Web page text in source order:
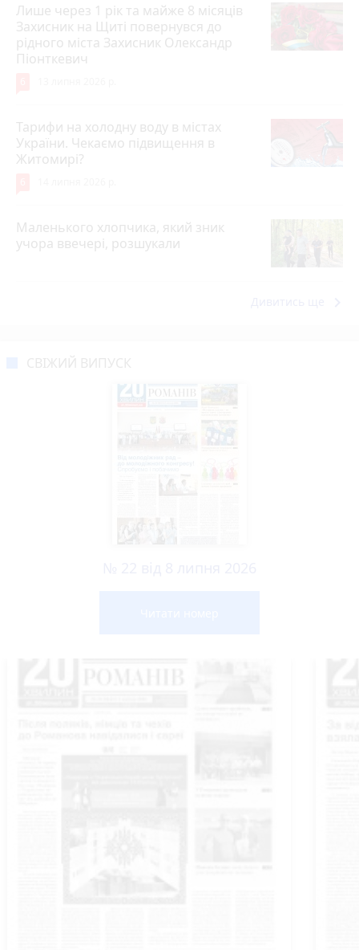
Лише через 1 рік та майже 8 місяців
Захисник на Щиті повернувся до
рідного міста Захисник Олександр
Піонткевич
Тарифи на холодну воду в містах
України. Чекаємо підвищення в
Житомирі?
Маленького хлопчика, який зник
учора ввечері, розшукали